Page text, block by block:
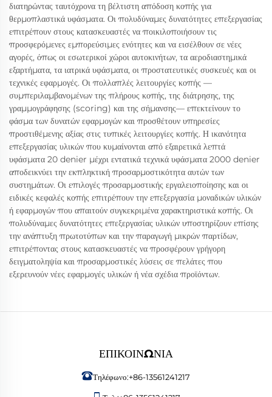
διατηρώντας ταυτόχρονα τη βέλτιστη απόδοση κοπής για
θερμοπλαστικά υφάσματα. Οι πολυδύναμες δυνατότητες επεξεργασίας
επιτρέπουν στους κατασκευαστές να ποικιλοποιήσουν τις
προσφερόμενες εμπορεύσιμες ενότητες και να εισέλθουν σε νέες
αγορές, όπως οι εσωτερικοί χώροι αυτοκινήτων, τα αεροδιαστημικά
εξαρτήματα, τα ιατρικά υφάσματα, οι προστατευτικές συσκευές και οι
τεχνικές εφαρμογές. Οι πολλαπλές λειτουργίες κοπής —
συμπεριλαμβανομένων της πλήρους κοπής, της διάτρησης, της
γραμμογράφησης (scoring) και της σήμανσης— επεκτείνουν το
φάσμα των δυνατών εφαρμογών και προσθέτουν υπηρεσίες
προστιθέμενης αξίας στις τυπικές λειτουργίες κοπής. Η ικανότητα
επεξεργασίας υλικών που κυμαίνονται από εξαιρετικά λεπτά
υφάσματα 20 denier μέχρι εντατικά τεχνικά υφάσματα 2000 denier
αποδεικνύει την εκπληκτική προσαρμοστικότητα αυτών των
συστημάτων. Οι επιλογές προσαρμοστικής εργαλειοποίησης και οι
ειδικές κεφαλές κοπής επιτρέπουν την επεξεργασία μοναδικών υλικών
ή εφαρμογών που απαιτούν συγκεκριμένα χαρακτηριστικά κοπής. Οι
πολυδύναμες δυνατότητες επεξεργασίας υλικών υποστηρίζουν επίσης
την ανάπτυξη πρωτοτύπων και την παραγωγή μικρών παρτίδων,
επιτρέποντας στους κατασκευαστές να προσφέρουν γρήγορη
δειγματοληψία και προσαρμοστικές λύσεις σε πελάτες που
εξερευνούν νέες εφαρμογές υλικών ή νέα σχέδια προϊόντων.
ΕΠΙΚΟΙΝΩΝΊΑ
Τηλέφωνο:+86-13561241217